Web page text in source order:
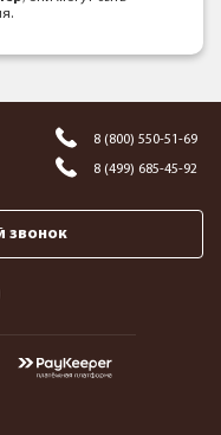
8 (800) 550-51-69
8 (499) 685-45-92
звонок